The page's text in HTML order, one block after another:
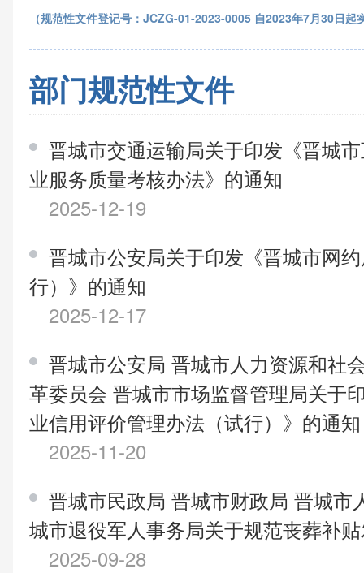
（规范性文件登记号：JCZG-01-2023-0005 自2023年7月30日起
部门规范性文件
晋城市交通运输局关于印发《晋城
业服务质量考核办法》的通知
2025-12-19
晋城市公安局关于印发《晋城市网
行）》的通知
2025-12-17
晋城市公安局 晋城市人力资源和社
革委员会 晋城市市场监督管理局关于
业信用评价管理办法（试行）》的通知
2025-11-20
晋城市民政局 晋城市财政局 晋城市
城市退役军人事务局关于规范丧葬补
2025-09-28